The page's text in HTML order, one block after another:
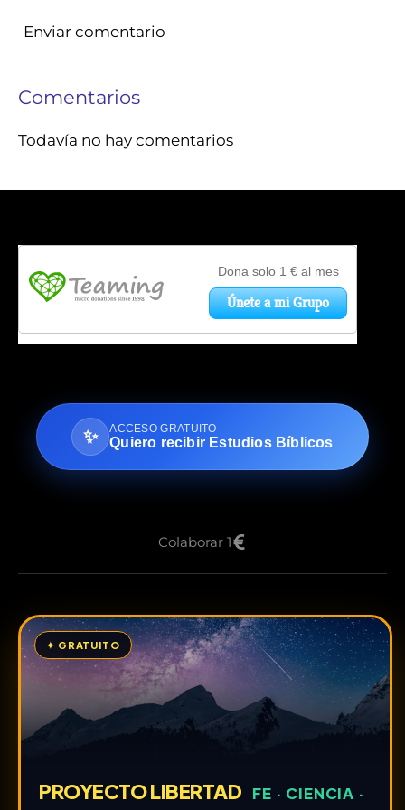
Enviar comentario
Comentarios
Todavía no hay comentarios
✨ ACCESO GRATUITO
Quiero recibir Estudios Bíblicos
Colaborar 1
✦ GRATUITO
PROYECTO LIBERTAD
FE · CIENCIA ·